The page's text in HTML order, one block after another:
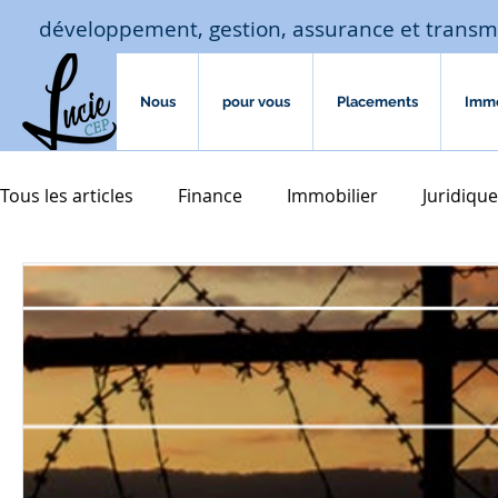
développement, gestion, assurance et
Nous pour vous Placements
Tous les articles Finance Immobilier Juridique
Macro-économie-jouissance Assurances
assurances de biens Accompagnement familial
transmission courtage crédit